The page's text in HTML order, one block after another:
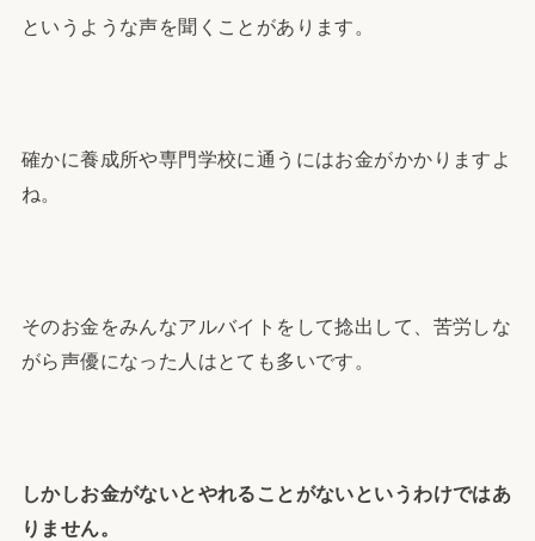
というような声を聞くことがあります。
確かに養成所や専門学校に通うにはお金がかかりますよ
ね。
そのお金をみんなアルバイトをして捻出して、苦労しな
がら声優になった人はとても多いです。
しかしお金がないとやれることがないというわけではあ
りません。